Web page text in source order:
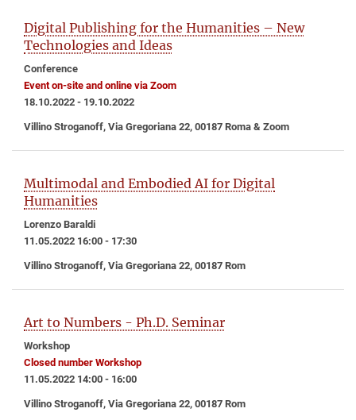
Digital Publishing for the Humanities – New
Technologies and Ideas
Conference
Event on-site and online via Zoom
18.10.2022 - 19.10.2022
Villino Stroganoff, Via Gregoriana 22, 00187 Roma & Zoom
Multimodal and Embodied AI for Digital
Humanities
Lorenzo Baraldi
11.05.2022 16:00 - 17:30
Villino Stroganoff, Via Gregoriana 22, 00187 Rom
Art to Numbers - Ph.D. Seminar
Workshop
Closed number Workshop
11.05.2022 14:00 - 16:00
Villino Stroganoff, Via Gregoriana 22, 00187 Rom